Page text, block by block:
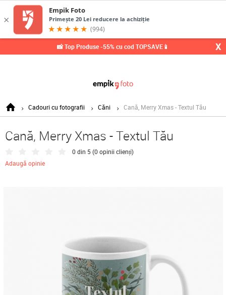
📸 Top Produse -55% cu cod TOPSAVE📱 X
Cadouri cu fotografii Căni Cană, Merry Xmas - Textul Tău
Cană, Merry Xmas - Textul Tău
0 din 5 (0 opinii clienți)
Adaugă opinie